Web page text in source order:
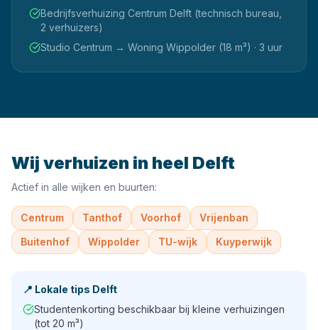
Bedrijfsverhuizing Centrum Delft (technisch bureau,
2 verhuizers)
Studio Centrum → Woning Wippolder (18 m³) · 3 uur
Wij verhuizen in heel Delft
Actief in alle wijken en buurten:
Centrum Tanthof Voorhof
Vrijenban
Buitenhof
Wippolder TU-wijk Kuyperwijk
📍 Lokale tips Delft
Studentenkorting beschikbaar bij kleine verhuizingen
(tot 20 m³)